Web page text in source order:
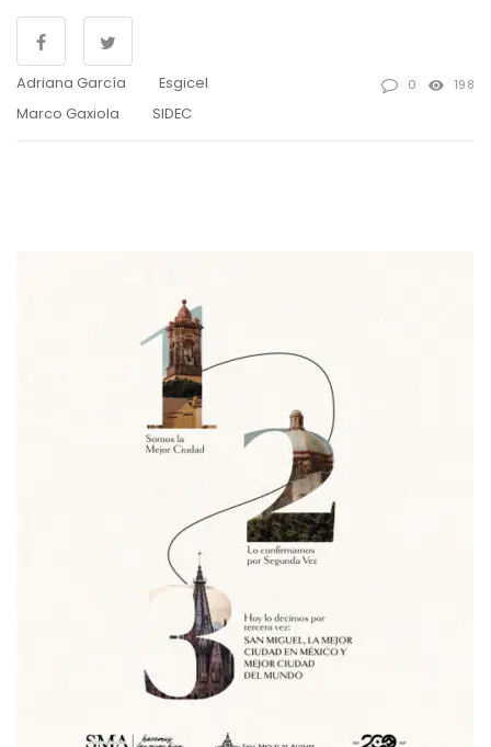
Adriana García
Esgicel
Marco Gaxiola
SIDEC
0 198